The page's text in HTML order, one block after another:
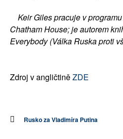
Keir Giles pracuje v
Chatham House; je autorem
Everybody (Válka Ruska proti
Zdroj v angličtiněZDE
Rusko za Vladimíra Putina